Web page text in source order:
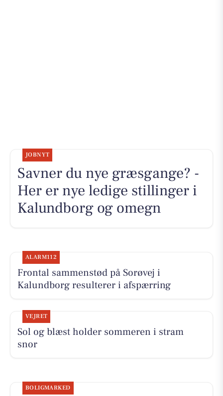
JOBNYT
Savner du nye græsgange? -
Her er nye ledige stillinger i
Kalundborg og omegn
ALARM112
Frontal sammenstød på Sorøvej i
Kalundborg resulterer i afspærring
VEJRET
Sol og blæst holder sommeren i stram
snor
BOLIGMARKED